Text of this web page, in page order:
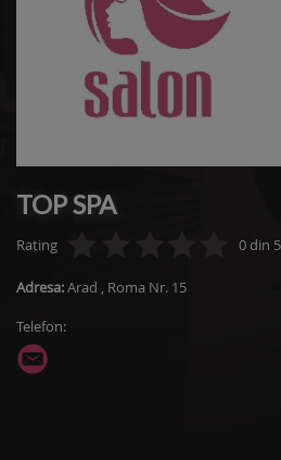
TOP SPA
Rating 0din 5
Adresa:Arad , Roma Nr. 15
Telefon: